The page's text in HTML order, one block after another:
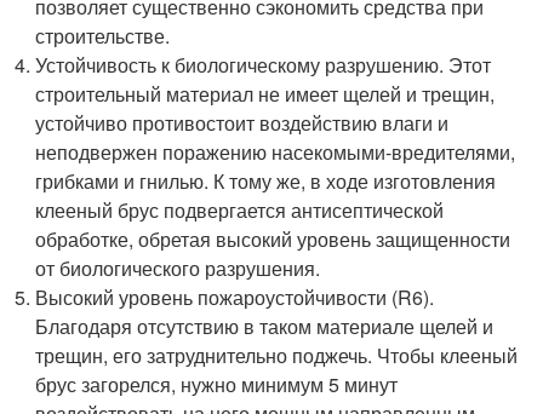
позволяет существенно сэкономить средства при
строительстве.
Устойчивость к биологическому разрушению. Этот
строительный материал не имеет щелей и трещин,
устойчиво противостоит воздействию влаги и
неподвержен поражению насекомыми-вредителями,
грибками и гнилью. К тому же, в ходе изготовления
клееный брус подвергается антисептической
обработке, обретая высокий уровень защищенности
от биологического разрушения.
Высокий уровень пожароустойчивости (R6).
Благодаря отсутствию в таком материале щелей и
трещин, его затруднительно поджечь. Чтобы клееный
брус загорелся, нужно минимум 5 минут